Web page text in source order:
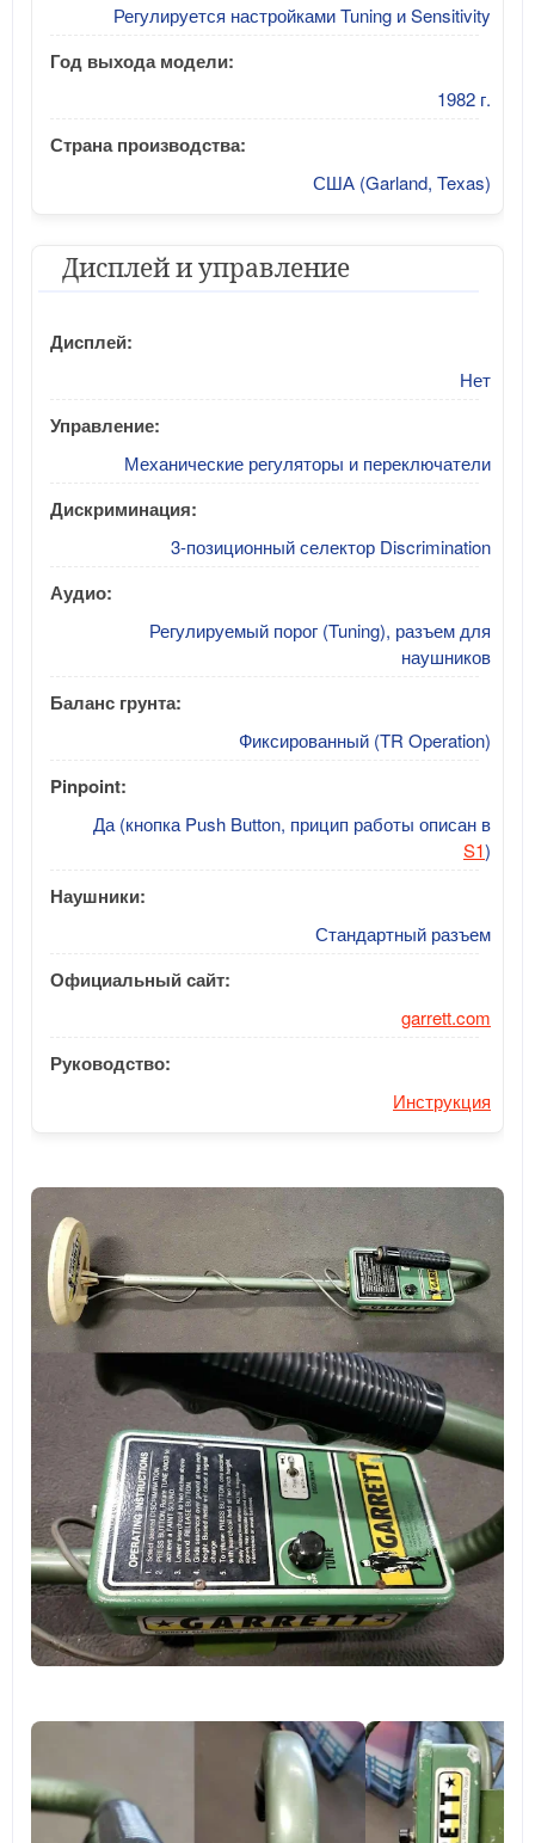
Регулируется настройками Tuning и Sensitivity
Год выхода модели:
1982 г.
Страна производства:
США (Garland, Texas)
Дисплей и управление
Дисплей:
Нет
Управление:
Механические регуляторы и переключатели
Дискриминация:
3-позиционный селектор Discrimination
Аудио:
Регулируемый порог (Tuning), разъем для
наушников
Баланс грунта:
Фиксированный (TR Operation)
Pinpoint:
Да (кнопка Push Button, прицип работы описан в
S1)
Наушники:
Стандартный разъем
Официальный сайт:
garrett.com
Руководство:
Инструкция